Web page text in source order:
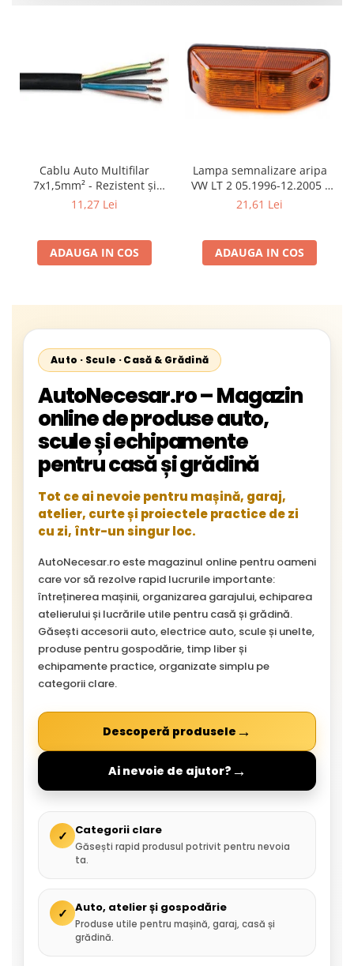
Cablu Auto Multifilar
7x1,5mm² - Rezistent și
Flexibil pentru Remorci 12V-
11,27 Lei
ADAUGA IN COS
Lampa semnalizare aripa
VW LT 2 05.1996-12.2005 ;
Mercedes Sprinter 1995-
Neoplan Euroliner,
Starliner,Centroliner,
21,61 Lei
ADAUGA IN COS
Auto · Scule · Casă & Grădină
AutoNecesar.ro – Magazin
online de produse auto,
scule și echipamente
pentru casă și grădină
Tot ce ai nevoie pentru mașină, garaj,
atelier, curte și proiectele practice de zi
cu zi, într-un singur loc.
AutoNecesar.ro este magazinul online pentru oameni
care vor să rezolve rapid lucrurile importante:
întreținerea mașinii, organizarea garajului, echiparea
atelierului și lucrările utile pentru casă și grădină.
Găsești accesorii auto, electrice auto, scule și unelte,
produse pentru gospodărie, timp liber și
echipamente practice, organizate simplu pe
categorii clare.
Descoperă produsele →
Ai nevoie de ajutor? →
✓ Categorii clare
Găsești rapid produsul potrivit pentru nevoia
ta.
✓ Auto, atelier și gospodărie
Produse utile pentru mașină, garaj, casă și
grădină.